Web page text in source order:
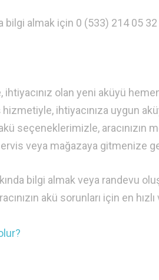
almak için 0 (533) 214 05
olan yeni aküyü
ihtiyacınıza uygun
seçeneklerimizle, aracınızın
veya mağazaya gitmenize
bilgi almak veya randevu
akü sorunları için en